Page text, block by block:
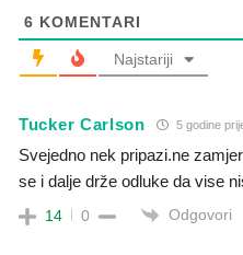
6 KOMENTARI
Najstariji
Tucker Carlson 5 godine
Svejedno nek pripazi.ne
se i dalje drže odluke da vise
14 0 Odgovori